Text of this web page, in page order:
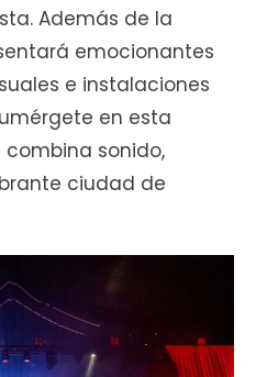
Además de la
emocionantes
e instalaciones
en esta
sonido,
ciudad de